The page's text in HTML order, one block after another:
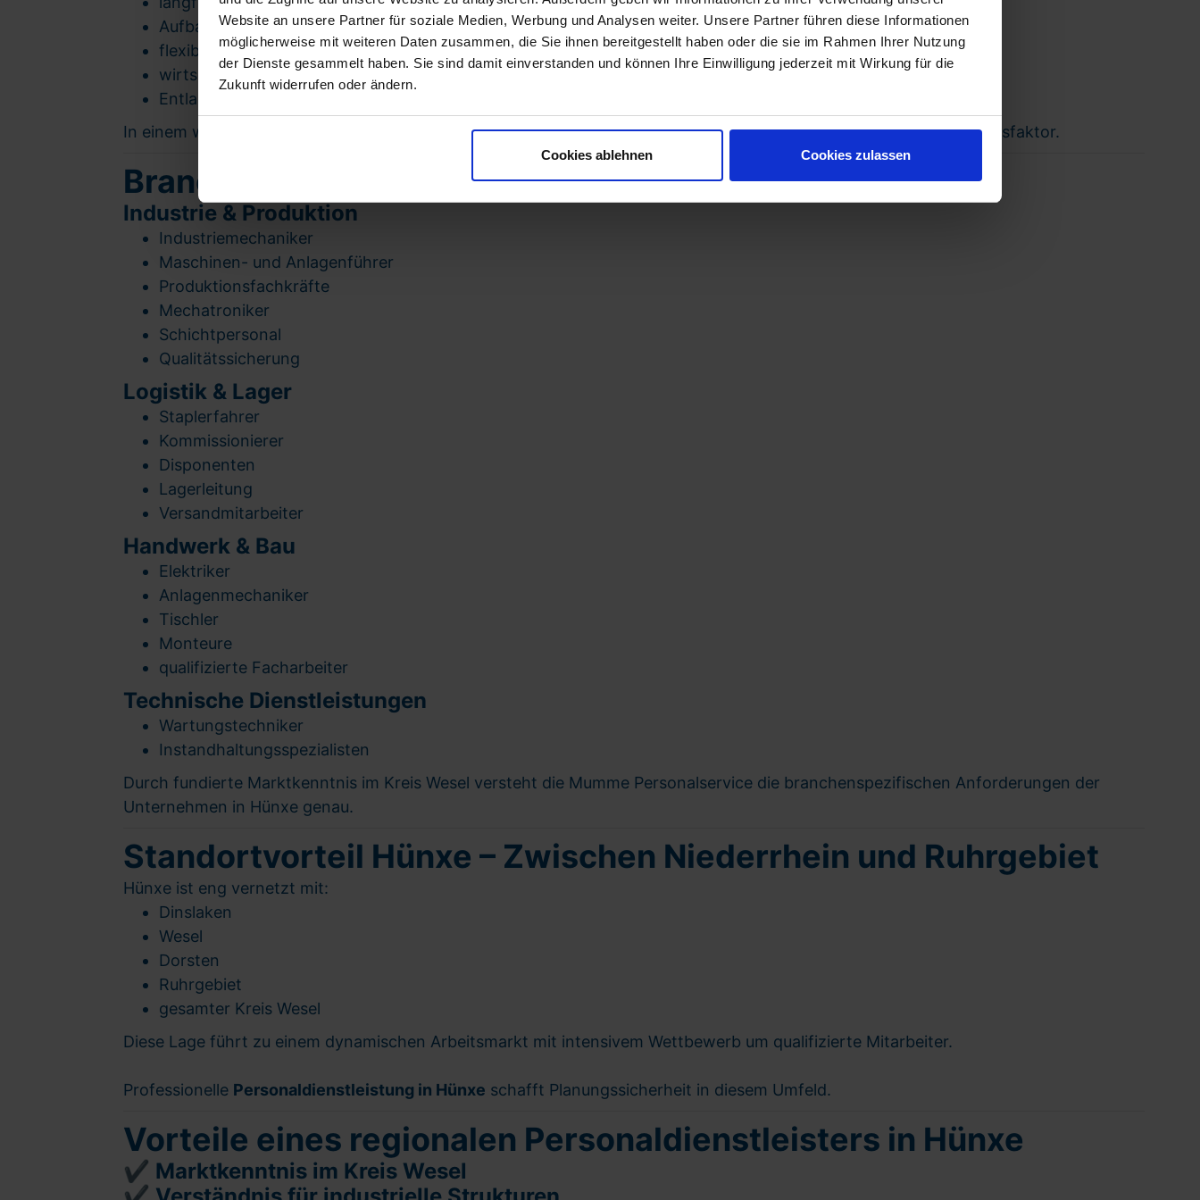
Website an unsere Partner für soziale Medien, Werbung und Analysen weiter. Unsere Partner führen diese Informationen
möglicherweise mit weiteren Daten zusammen, die Sie ihnen bereitgestellt haben oder die sie im Rahmen Ihrer Nutzung
der Dienste gesammelt haben. Sie sind damit einverstanden und können Ihre Einwilligung jederzeit mit Wirkung für die
Zukunft widerrufen oder ändern.
Cookies ablehnen Cookies zulassen
Aufbau stabiler Mitarbeiter-Pipelines
flexibler Skalierbarkeit bei Wachstum
wirtschaftlicher Planungssicherheit
Entlastung interner HR-Strukturen
In einem wirtschaftlich aktiven Standort wie Hünxe ist eine strukturierte Personalstrategie ein zentraler Wettbewerbsfaktor.
Branchenfokus – Personaldienstleistung für Hünxe
Industrie & Produktion
Industriemechaniker
Maschinen- und Anlagenführer
Produktionsfachkräfte
Mechatroniker
Schichtpersonal
Qualitätssicherung
Logistik & Lager
Staplerfahrer
Kommissionierer
Disponenten
Lagerleitung
Versandmitarbeiter
Handwerk & Bau
Elektriker
Anlagenmechaniker
Tischler
Monteure
qualifizierte Facharbeiter
Technische Dienstleistungen
Wartungstechniker
Instandhaltungsspezialisten
Durch fundierte Marktkenntnis im Kreis Wesel versteht die Mumme Personalservice die branchenspezifischen Anforderungen der
Unternehmen in Hünxe genau.
Standortvorteil Hünxe – Zwischen Niederrhein und Ruhrgebiet
Hünxe ist eng vernetzt mit:
Dinslaken
Wesel
Dorsten
Ruhrgebiet
gesamter Kreis Wesel
Diese Lage führt zu einem dynamischen Arbeitsmarkt mit intensivem Wettbewerb um qualifizierte Mitarbeiter.
Professionelle Personaldienstleistung in Hünxe schafft Planungssicherheit in diesem Umfeld.
Vorteile eines regionalen Personaldienstleisters in Hünxe
✔ Marktkenntnis im Kreis Wesel